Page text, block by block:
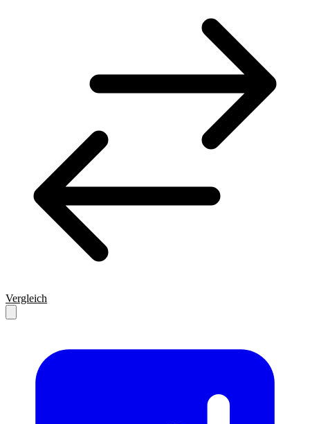
Vergleich